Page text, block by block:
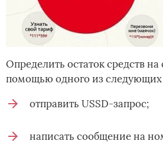
Определить остаток средств
помощью одного из следующих
отправить USSD-запрос;
написать сообщение на